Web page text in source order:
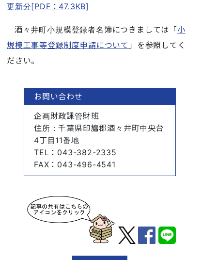
更新分[PDF：47.3KB]
酒々井町小規模登録者名簿につきましては「小
規模工事等登録制度申請について 」を参照してく
ださい。
お問い合わせ
企画財政課管財班
住所 ：千葉県印旛郡酒々井町中央台
4丁目11番地
TEL ：043-382-2335
FAX ：043-496-4541